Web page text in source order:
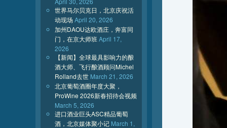
世界马尔贝克日，北京庆祝活
动现场April 20, 2026
加州DAOU达欧酒庄，奔富同
门，在京大师班 April 17,
2026
【新闻】全球最具影响力的酿
酒大师、飞行酿酒顾问Michel
Rolland去世 March 21, 2026
北京葡萄酒圈年度大聚，
ProWine 2026新春招待会视频
March 5, 2026
进口酒业巨头ASC精品葡萄
酒，北京媒体聚小记 March 1,